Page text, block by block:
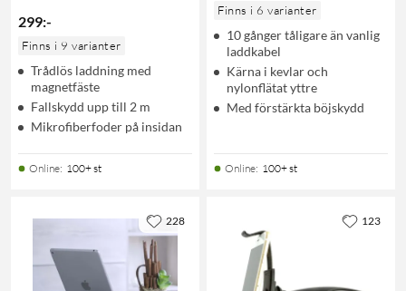
299:-
Finns i 9 varianter
Trådlös laddning med
magnetfäste
Fallskydd upp till 2 m
Mikrofiberfoder på insidan
Online: 100+ st
Finns i 6 varianter
10 gånger tåligare än vanlig
laddkabel
Kärna i kevlar och
nylonflätat yttre
Med förstärkta böjskydd
Online: 100+ st
228 123